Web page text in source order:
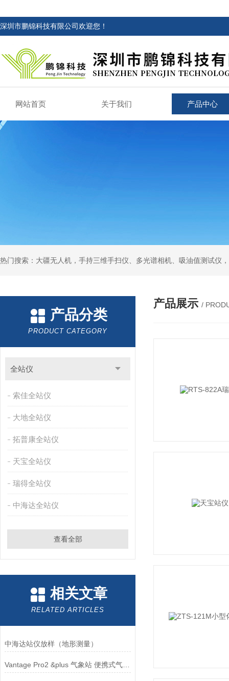
深圳市鹏锦科技有限公司欢迎您！
网站首页 关于我们 产品中心
热门搜索：大疆无人机，手持三维手扫仪、多光谱相机、吸油值测试仪
产品分类
PRODUCT CATEGORY
全站仪
索佳全站仪
大地全站仪
拓普康全站仪
天宝全站仪
瑞得全站仪
中海达全站仪
查看全部
相关文章
RELATED ARTICLES
中海达站仪放样（地形测量）
Vantage Pro2 &plus 气象站 便携式气象站
产品展示 /